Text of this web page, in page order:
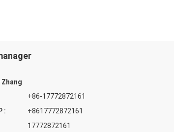
Zhang
+86-17772872161
:
+8617772872161
17772872161